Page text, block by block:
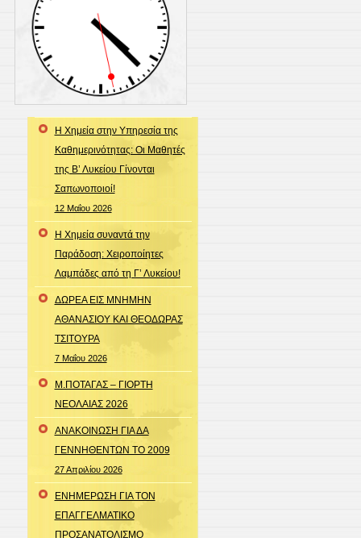
Η Χημεία στην Υπηρεσία της
Καθημερινότητας: Οι Μαθητές
της Β’ Λυκείου Γίνονται
Σαπωνοποιοί!
12 Μαΐου 2026
Η Χημεία συναντά την
Παράδοση: Χειροποίητες
Λαμπάδες από τη Γ’ Λυκείου!
ΔΩΡΕΑ ΕΙΣ ΜΝΗΜΗΝ
ΑΘΑΝΑΣΙΟΥ ΚΑΙ ΘΕΟΔΩΡΑΣ
ΤΣΙΤΟΥΡΑ
7 Μαΐου 2026
Μ.ΠΟΤΑΓΑΣ – ΓΙΟΡΤΗ
ΝΕΟΛΑΙΑΣ 2026
ΑΝΑΚΟΙΝΩΣΗ ΓΙΑ ΔΑ
ΓΕΝΝΗΘΕΝΤΩΝ ΤΟ 2009
27 Απριλίου 2026
ΕΝΗΜΕΡΩΣΗ ΓΙΑ ΤΟΝ
ΕΠΑΓΓΕΛΜΑΤΙΚΟ
ΠΡΟΣΑΝΑΤΟΛΙΣΜΟ